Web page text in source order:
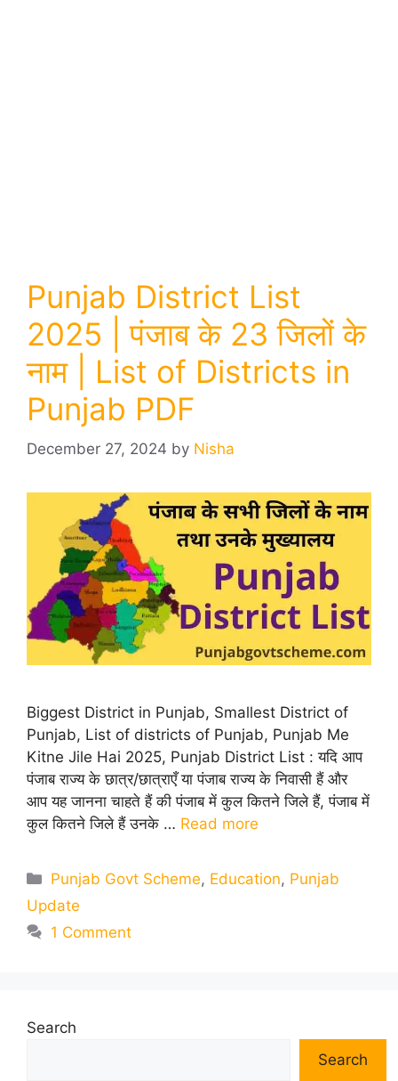
Punjab District List
2025 | पंजाब के 23 जिलों के
नाम | List of Districts in
Punjab PDF
December 27, 2024 by Nisha
Biggest District in Punjab, Smallest District of
Punjab, List of districts of Punjab, Punjab Me
Kitne Jile Hai 2025, Punjab District List : यदि आप
पंजाब राज्य के छात्र/छात्राएँ या पंजाब राज्य के निवासी हैं और
आप यह जानना चाहते हैं की पंजाब में कुल कितने जिले हैं, पंजाब में
कुल कितने जिले हैं उनके … Read more
Categories
Punjab Govt Scheme, Education, Punjab
Update
1 Comment
Search
Search